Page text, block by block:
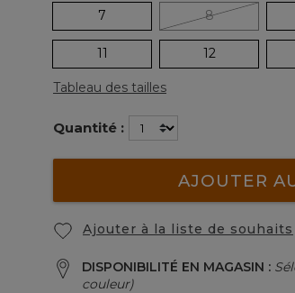
7 8
11 12
Tableau des tailles
Quantité :
AJOUTER
Ajouter à la liste de souhaits
DISPONIBILITÉ EN MAGASIN :
couleur)